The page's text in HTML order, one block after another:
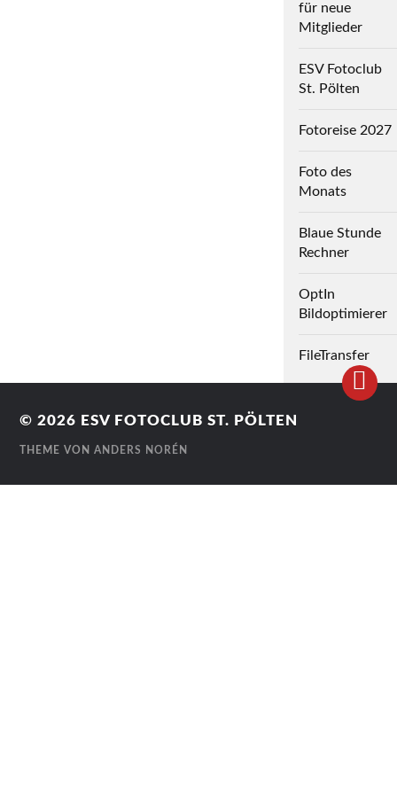
für neue
Mitglieder
ESV Fotoclub
St. Pölten
Fotoreise 2027
Foto des
Monats
Blaue Stunde
Rechner
OptIn
Bildoptimierer
FileTransfer
© 2026 ESV FOTOCLUB ST. PÖLTEN
THEME VONANDERS NORÉN